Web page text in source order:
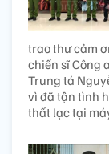
trao thư cảm
chiến sĩ Công
Trung tá
vì đã tận tình
thất lạc tại